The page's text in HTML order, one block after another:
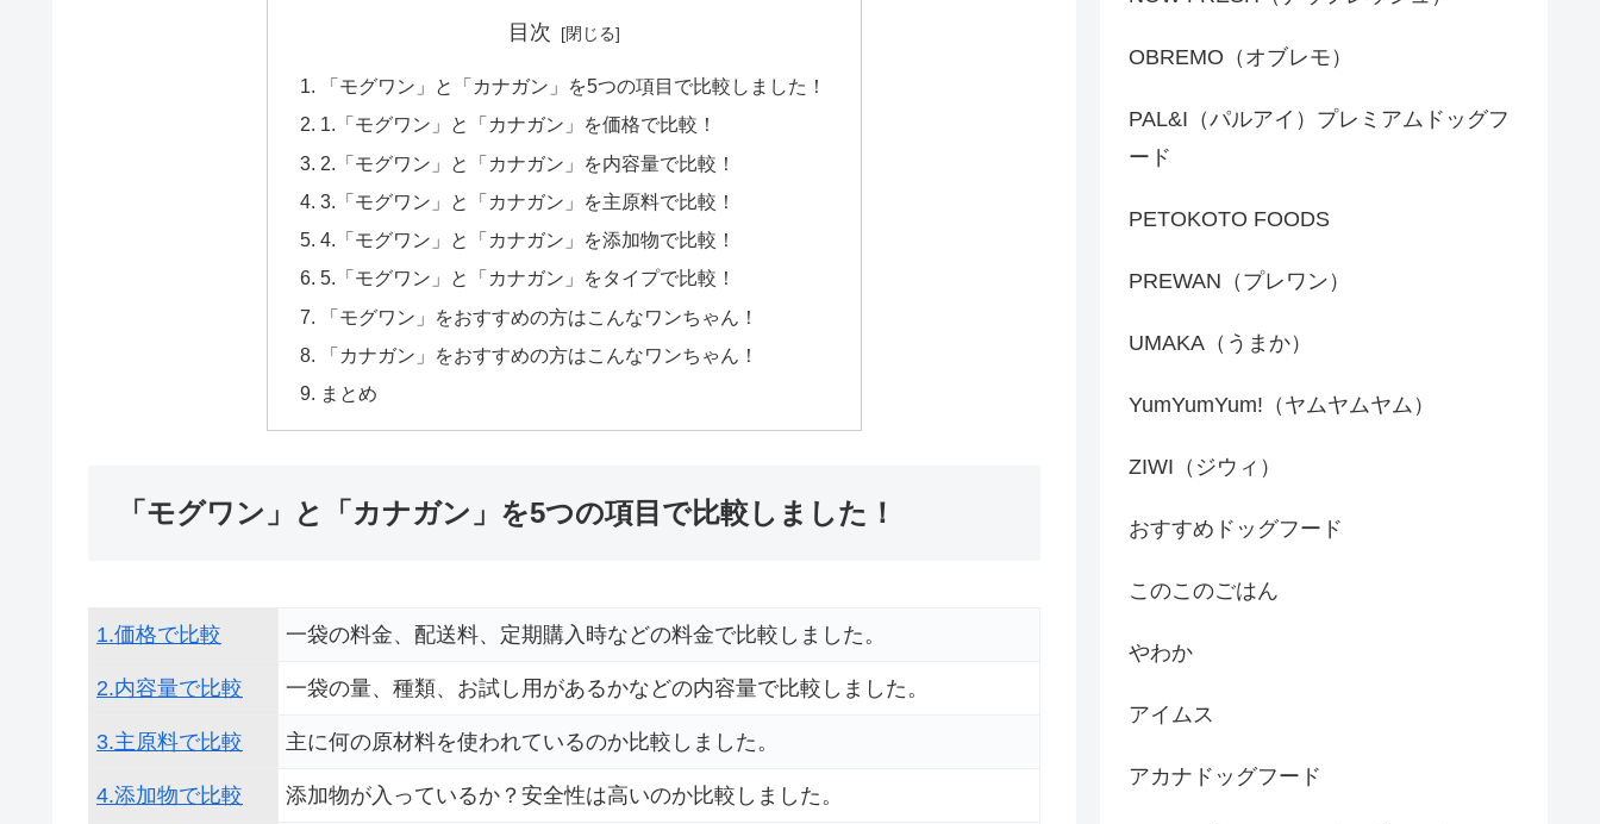
目次
「モグワン」と「カナガン」を5つの項目で比較しました！
1.「モグワン」と「カナガン」を価格で比較！
2.「モグワン」と「カナガン」を内容量で比較！
3.「モグワン」と「カナガン」を主原料で比較！
4.「モグワン」と「カナガン」を添加物で比較！
5.「モグワン」と「カナガン」をタイプで比較！
「モグワン」をおすすめの方はこんなワンちゃん！
「カナガン」をおすすめの方はこんなワンちゃん！
まとめ
「モグワン」と「カナガン」を5つの項目で比較しました！
1.価格で比較 一袋の料金、配送料、定期購入時などの料金で比較しました。
2.内容量で比較 一袋の量、種類、お試し用があるかなどの内容量で比較しました。
3.主原料で比較 主に何の原材料を使われているのか比較しました。
4.添加物で比較 添加物が入っているか？安全性は高いのか比較しました。
OBREMO（オブレモ）
PAL&I（パルアイ）プレミアムドッグフ
ード
PETOKOTO FOODS
PREWAN（プレワン）
UMAKA（うまか）
YumYumYum!（ヤムヤムヤム）
ZIWI（ジウィ）
おすすめドッグフード
このこのごはん
やわか
アイムス
アカナドッグフード